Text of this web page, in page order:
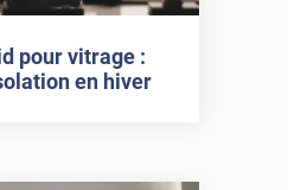
pour vitrage :
en hiver